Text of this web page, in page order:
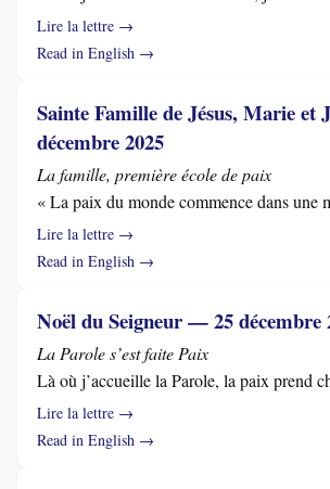
Lire la lettre →
Read in English →
Sainte Famille de Jésus, Marie et
décembre 2025
La famille, première école de paix
« La paix du monde commence dans une
Lire la lettre →
Read in English →
Noël du Seigneur — 25 décembre
La Parole s’est faite Paix
Là où j’accueille la Parole, la paix prend
Lire la lettre →
Read in English →